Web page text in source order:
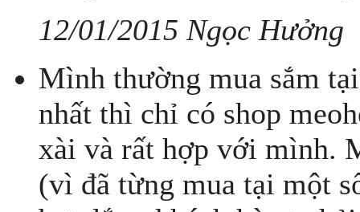
12/01/2015 Ngọc Hưởng
Mình thường mua sắm
nhất thì chỉ có shop
xài và rất hợp với mình.
(vì đã từng mua tại một